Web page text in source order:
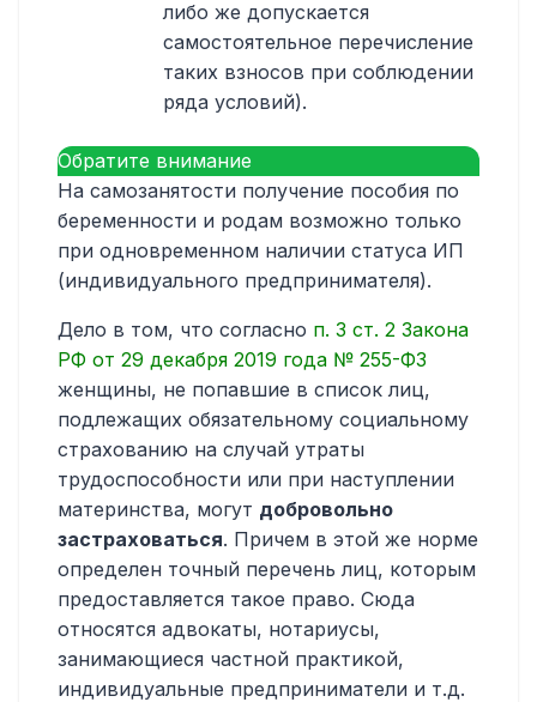
либо же допускается
самостоятельное перечисление
таких взносов при соблюдении
ряда условий).
Обратите внимание
На самозанятости получение пособия по
беременности и родам возможно только
при одновременном наличии статуса ИП
(индивидуального предпринимателя).
Дело в том, что согласно п. 3 ст. 2 Закона
РФ от 29 декабря 2019 года № 255-ФЗ
женщины, не попавшие в список лиц,
подлежащих обязательному социальному
страхованию на случай утраты
трудоспособности или при наступлении
материнства, могут добровольно
застраховаться. Причем в этой же норме
определен точный перечень лиц, которым
предоставляется такое право. Сюда
относятся адвокаты, нотариусы,
занимающиеся частной практикой,
индивидуальные предприниматели и т.д.